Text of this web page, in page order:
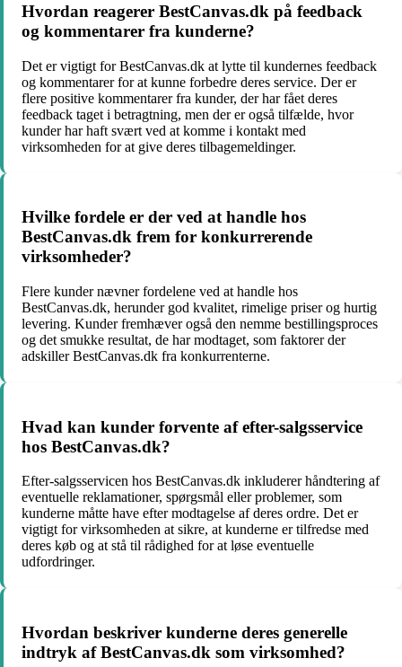
Hvordan reagerer BestCanvas.dk på feedback
og kommentarer fra kunderne?
Det er vigtigt for BestCanvas.dk at lytte til kundernes feedback
og kommentarer for at kunne forbedre deres service. Der er
flere positive kommentarer fra kunder, der har fået deres
feedback taget i betragtning, men der er også tilfælde, hvor
kunder har haft svært ved at komme i kontakt med
virksomheden for at give deres tilbagemeldinger.
Hvilke fordele er der ved at handle hos
BestCanvas.dk frem for konkurrerende
virksomheder?
Flere kunder nævner fordelene ved at handle hos
BestCanvas.dk, herunder god kvalitet, rimelige priser og hurtig
levering. Kunder fremhæver også den nemme bestillingsproces
og det smukke resultat, de har modtaget, som faktorer der
adskiller BestCanvas.dk fra konkurrenterne.
Hvad kan kunder forvente af efter-salgsservice
hos BestCanvas.dk?
Efter-salgsservicen hos BestCanvas.dk inkluderer håndtering af
eventuelle reklamationer, spørgsmål eller problemer, som
kunderne måtte have efter modtagelse af deres ordre. Det er
vigtigt for virksomheden at sikre, at kunderne er tilfredse med
deres køb og at stå til rådighed for at løse eventuelle
udfordringer.
Hvordan beskriver kunderne deres generelle
indtryk af BestCanvas.dk som virksomhed?